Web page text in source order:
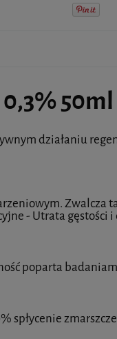
50ml
działaniu
- Utrata gęstości i
poparta
spłycenie